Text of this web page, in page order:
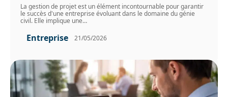
La gestion de projet est un élément incontournable pour garantir
le succès d'une entreprise évoluant dans le domaine du génie
civil. Elle implique une…
Entreprise 21/05/2026